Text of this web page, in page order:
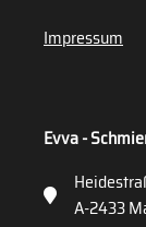
Impressum
Evva -
A-2433